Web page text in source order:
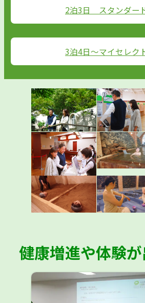
2泊3日 スタンダー
3泊4日～マイセレク
健康増進や体験